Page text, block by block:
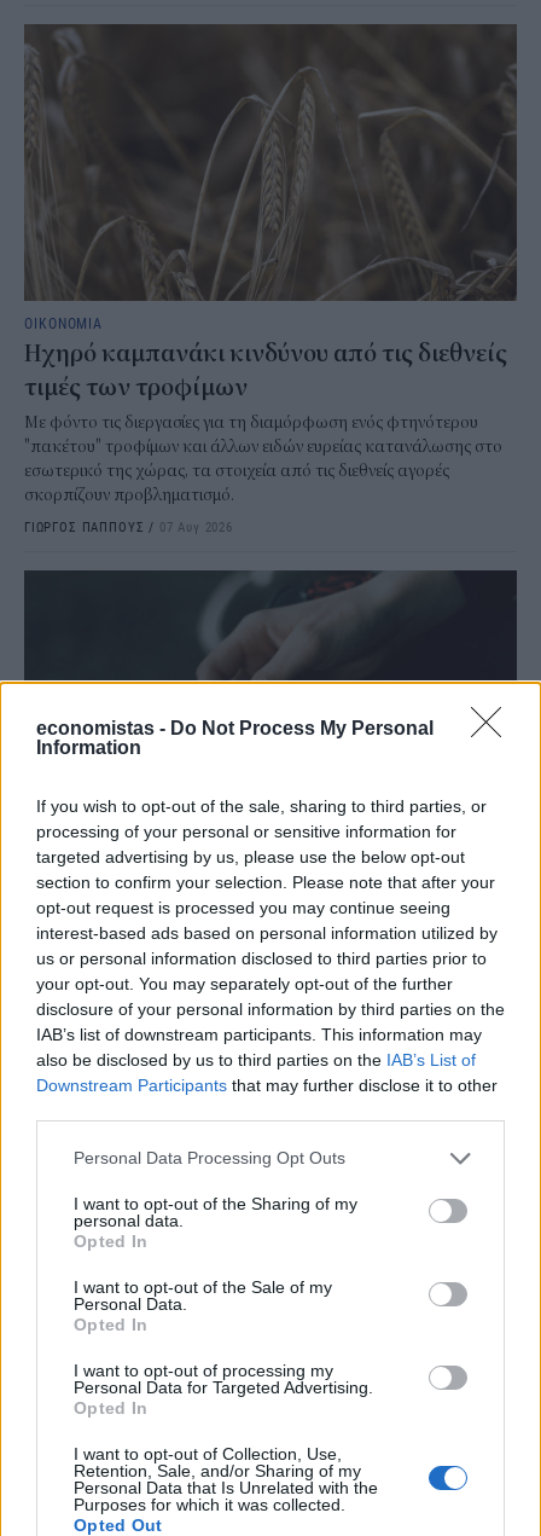
economistas - Do Not Process My Personal
Information
If you wish to opt-out of the sale, sharing to third parties, or
processing of your personal or sensitive information for
targeted advertising by us, please use the below opt-out
section to confirm your selection. Please note that after your
opt-out request is processed you may continue seeing
interest-based ads based on personal information utilized by
us or personal information disclosed to third parties prior to
your opt-out. You may separately opt-out of the further
disclosure of your personal information by third parties on the
IAB’s list of downstream participants. This information may
also be disclosed by us to third parties on the IAB’s List of
Downstream Participants that may further disclose it to other
Personal Data Processing Opt Outs
I want to opt-out of the Sharing of my
personal data.
Opted In
I want to opt-out of the Sale of my
Personal Data.
Opted In
I want to opt-out of processing my
Personal Data for Targeted Advertising.
Opted In
I want to opt-out of Collection, Use,
Retention, Sale, and/or Sharing of my
Personal Data that Is Unrelated with the
Purposes for which it was collected.
Opted Out
ΟΙΚΟΝΟΜΙΑ
Ηχηρό καμπανάκι κινδύνου από τις διεθνείς
τιμές των τροφίμων
Με φόντο τις διεργασίες για τη διαμόρφωση ενός φτηνότερου
"πακέτου" τροφίμων και άλλων ειδών ευρείας κατανάλωσης στο
εσωτερικό της χώρας, τα στοιχεία από τις διεθνείς αγορές
σκορπίζουν προβληματισμό.
ΓΙΩΡΓΟΣ ΠΑΠΠΟΥΣ / 07 Αυγ 2026
ΟΙΚΟΝΟΜΙΑ
Το κάπνισμα βλάπτει σοβαρά και τα
δημόσια συστήματα Υγείας- Τι δείχνουν τα
στοιχεία της Eurostat
Εν αναμονή των αποφάσεων της Κομισιόν, για το αν και πόσο θα
αυξηθεί η φορολογία στα καπνικά προϊόντα, ως μέσο
αυτοχρηματοδότησης του νέου Ευρωπαϊκού Πολυετούς
Προϋπολογισμού, τα νέα στοιχεία της Eurostat ενισχύουν τα
επιχειρήματα όσων υποστηρίζουν ότι η αύξηση της φορολογίας
στα καπνικά δεν θα ωφελήσει μόνο τα κοινοτικά ταμεία, αλλά και
τα δημόσια συστήματα υγείας.
ΟΙΚΟΝΟΜΙΑ